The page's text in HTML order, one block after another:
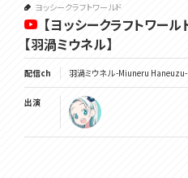
ヨッシークラフトワールド
【ヨッシークラフトワー
【羽渦ミウネル】
配信ch 羽渦ミウネル -Miuneru Haneuzu-
出演